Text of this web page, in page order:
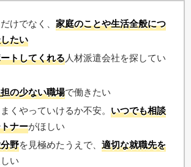
けでなく、 家庭のことや生活全般につ
たい
トしてくれる人材派遣会社を探してい
の少ない職場で働きたい
くやっていけるか不安。 いつでも相談
ナーがほしい
野を見極めたうえで、 適切な就職先を
い